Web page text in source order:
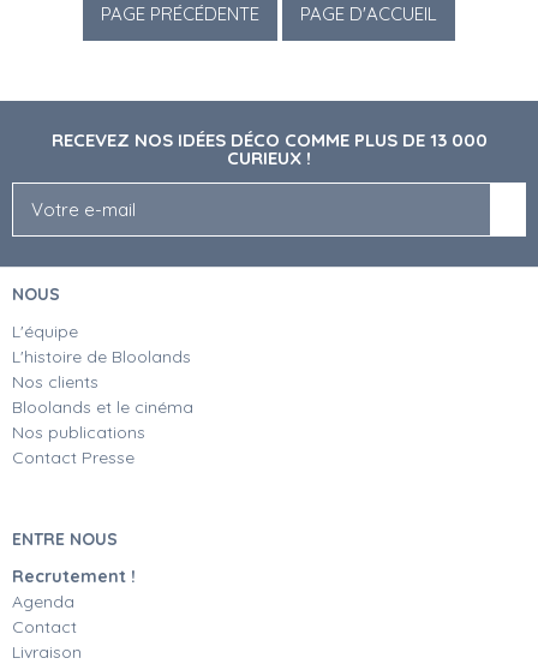
RECEVEZ NOS IDÉES DÉCO COMME PLUS DE 13 000
CURIEUX !
NOUS
L'équipe
L'histoire de Bloolands
Nos clients
Bloolands et le cinéma
Nos publications
Contact Presse
ENTRE NOUS
Recrutement !
Agenda
Contact
Livraison